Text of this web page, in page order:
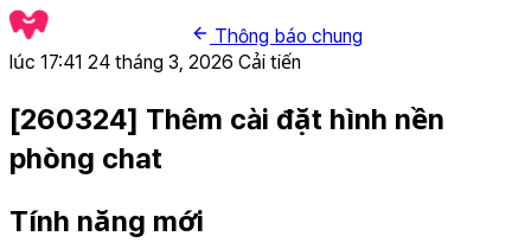
Thông báo chung
lúc 17:41 24 tháng 3, 2026 Cải tiến
[260324] Thêm cài đặt hình nền
phòng chat
Tính năng mới